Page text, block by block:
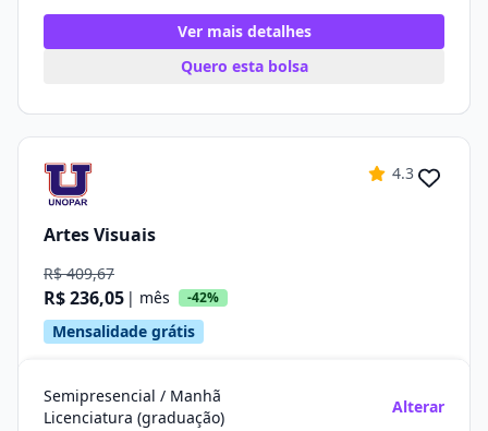
Ver mais detalhes
Quero esta bolsa
4.3
Artes Visuais
R$ 409,67
R$ 236,05 | mês -42%
Mensalidade grátis
Semipresencial / Manhã
Licenciatura (graduação)
Alterar